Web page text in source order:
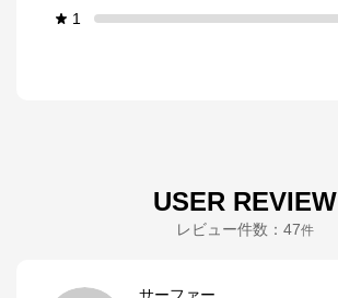
1
USER REVIEW
レビュー件数： 47件